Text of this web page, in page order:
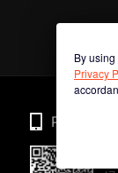
By
Privacy
Phone